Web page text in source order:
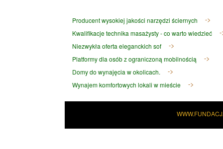
Producent wysokiej jakości narzędzi ściernych
Kwalifikacje technika masażysty - co warto wiedzieć
Niezwykła oferta eleganckich sof
Platformy dla osób z ograniczoną mobilnością
Domy do wynajęcia w okolicach.
Wynajem komfortowych lokali w mieście